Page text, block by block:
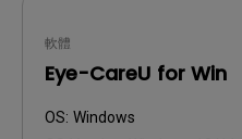
軟體
Eye-CareU for Win
OS: Windows